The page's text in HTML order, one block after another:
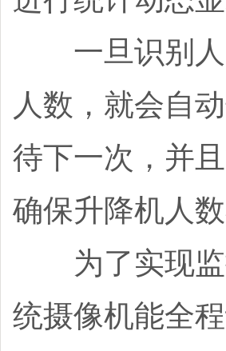
一旦识别人
人数，就会自
待下一次，并
确保升降机人
为了实现监
统摄像机能全